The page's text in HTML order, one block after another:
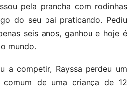
pela prancha com rodinhas
do seu pai praticando. Pediu
seis anos, ganhou e hoje é
mundo.
a competir, Rayssa perdeu um
de uma criança de 12